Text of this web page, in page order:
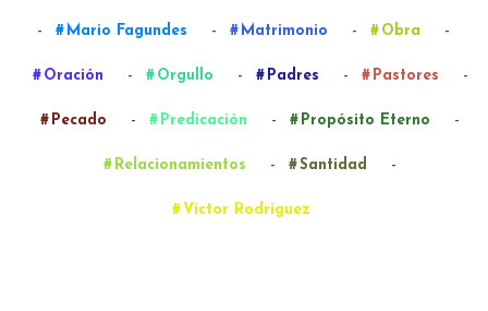
- Mario Fagundes - Matrimonio - Obra -
Oración - Orgullo - Padres - Pastores -
Pecado - Predicación - Propósito Eterno -
Relacionamientos - Santidad -
Víctor Rodríguez